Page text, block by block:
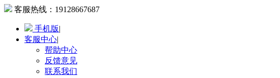
客服热线： 19128667687
手机版|
客服中心|
帮助中心
反馈意见
联系我们